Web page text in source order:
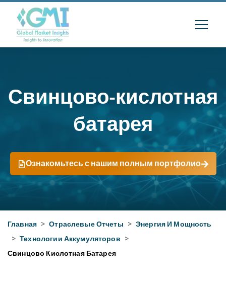
Свинцово-кислотная
батарея
Ознакомьтесь с нашим полным портфолио
Главная > Отраслевые Отчеты > Энергия И Мощность
> Технологии Аккумуляторов >
Свинцово Кислотная Батарея